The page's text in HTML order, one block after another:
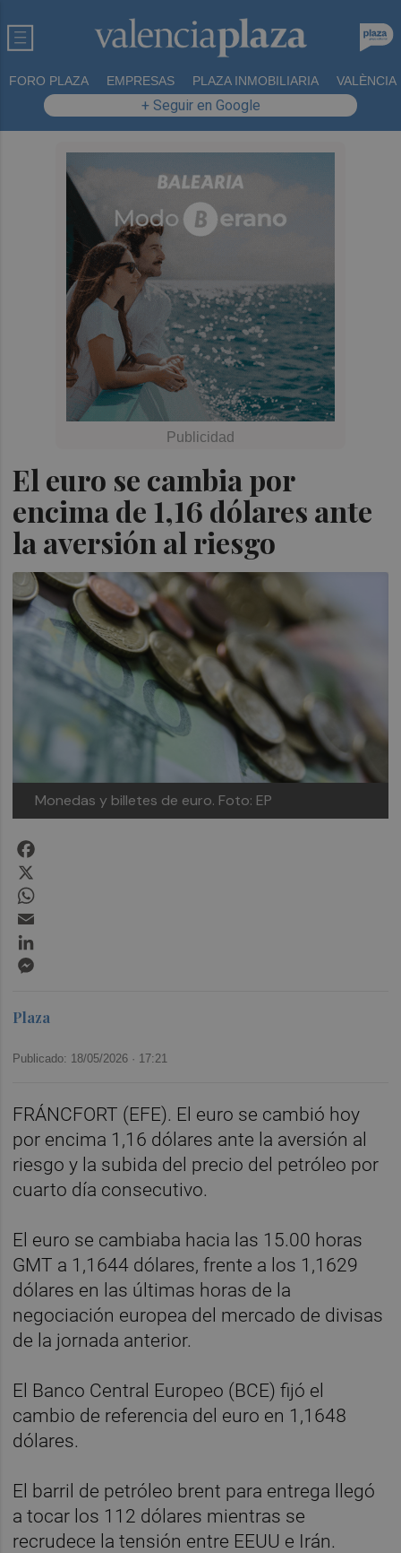
FORO PLAZA EMPRESAS PLAZA INMOBILIARIA VALÈNCIA
+ Seguir en Google
El euro se cambia por
encima de 1,16 dólares ante
la aversión al riesgo
Monedas y billetes de euro. Foto: EP
Plaza
Publicado: 18/05/2026 · 17:21
FRÁNCFORT (EFE). El euro se cambió hoy
por encima 1,16 dólares ante la aversión al
riesgo y la subida del precio del petróleo por
cuarto día consecutivo.
El euro se cambiaba hacia las 15.00 horas
GMT a 1,1644 dólares, frente a los 1,1629
dólares en las últimas horas de la
negociación europea del mercado de divisas
de la jornada anterior.
El Banco Central Europeo (BCE) fijó el
cambio de referencia del euro en 1,1648
dólares.
El barril de petróleo brent para entrega llegó
a tocar los 112 dólares mientras se
recrudece la tensión entre EEUU e Irán.